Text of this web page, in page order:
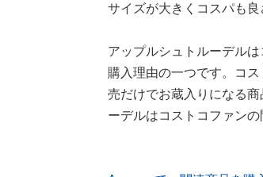
サイズが大きくコスパも
アップルシュトルーデル
購入理由の一つです。コ
売だけでお蔵入りになる
ーデルはコストコファンの